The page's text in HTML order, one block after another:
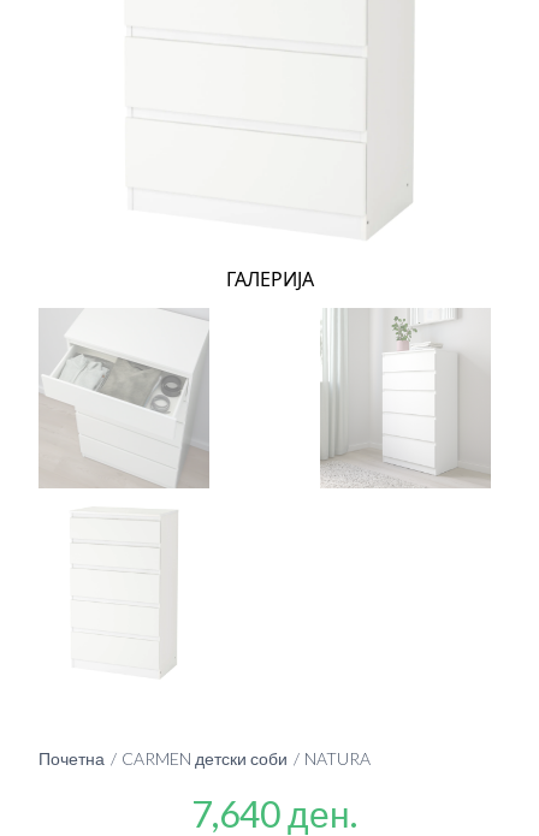
ГАЛЕРИЈА
Почетна CARMEN детски соби NATURA
7,640 ден.